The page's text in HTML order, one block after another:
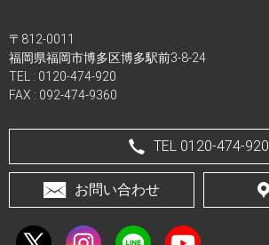
〒812-0011
福岡県福岡市博多区博多駅前3-8-24
TEL : 0120-474-920
FAX : 092-474-9360
TEL 0120-474-920
お問い合わせ